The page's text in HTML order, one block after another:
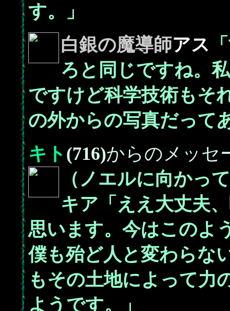
す。」
白銀の魔導師アス
ろと同じですね。
ですけど科学技術もそ
の外からの写真だって
キト (716)からのメッセ
（ノエルに向かっ
キア「ええ大丈夫
思います。今はこのよ
僕も殆ど人と変わらな
もその土地によって力
ようです。」